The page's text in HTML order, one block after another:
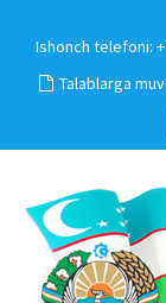
Ishonch telefoni:
Talablarga